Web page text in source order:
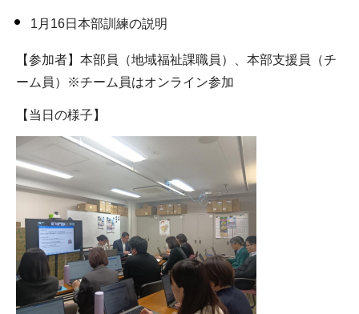
1月16日本部訓練の説明
【参加者】本部員（地域福祉課職員）、本部支援員（チ
ーム員）※チーム員はオンライン参加
【当日の様子】